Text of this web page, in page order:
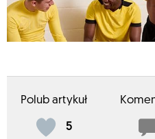
Polub artykuł
5